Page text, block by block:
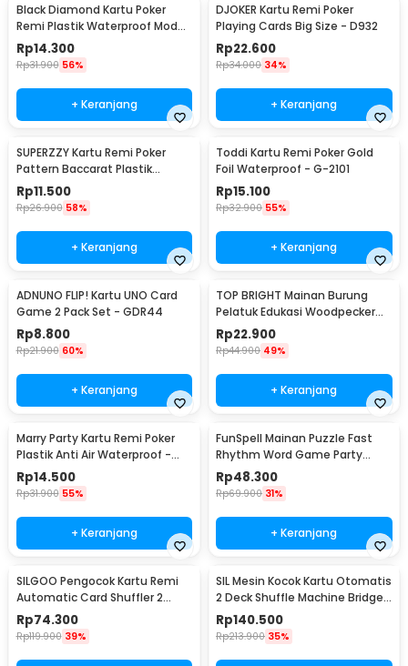
Black Diamond Kartu Poker
Remi Plastik Waterproof Model
1 - K8356
Rp14.300
Rp31.900 56%
+ Keranjang
DJOKER Kartu Remi Poker
Playing Cards Big Size - D932
Rp22.600
Rp34.000 34%
+ Keranjang
SUPERZZY Kartu Remi Poker
Pattern Baccarat Plastik
Waterproof - SEZ54
Rp11.500
Rp26.900 58%
+ Keranjang
Toddi Kartu Remi Poker Gold
Foil Waterproof - G-2101
Rp15.100
Rp32.900 55%
+ Keranjang
ADNUNO FLIP! Kartu UNO Card
Game 2 Pack Set - GDR44
Rp8.800
Rp21.900 60%
+ Keranjang
TOP BRIGHT Mainan Burung
Pelatuk Edukasi Woodpecker
Feeding Game - LS-27
Rp22.900
Rp44.900 49%
+ Keranjang
Marry Party Kartu Remi Poker
Plastik Anti Air Waterproof -
MP788
Rp14.500
Rp31.900 55%
+ Keranjang
FunSpell Mainan Puzzle Fast
Rhythm Word Game Party
Board Toy - BMP2
Rp48.300
Rp69.900 31%
+ Keranjang
SILGOO Pengocok Kartu Remi
Automatic Card Shuffler 2
Deck Games Kabel USB - SG19
Rp74.300
Rp119.900 39%
SIL Mesin Kocok Kartu Otomatis
2 Deck Shuffle Machine Bridge
UNO Games Sensor Induksi - S-
44
Rp140.500
Rp213.900 35%